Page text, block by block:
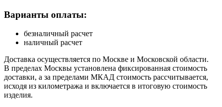
Варианты оплаты:
безналичный расчет
наличный расчет
Доставка осуществляется по Москве и Московской области.
В пределах Москвы установлена фиксированная стоимость
доставки, а за пределами МКАД стоимость рассчитывается,
исходя из километража и включается в итоговую стоимость
изделия.